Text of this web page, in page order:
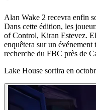
Alan Wake 2 recevra enfin
Dans cette édition, les
of Control, Kiran Estevez.
enquêtera sur un
recherche du FBC près de
Lake House sortira en